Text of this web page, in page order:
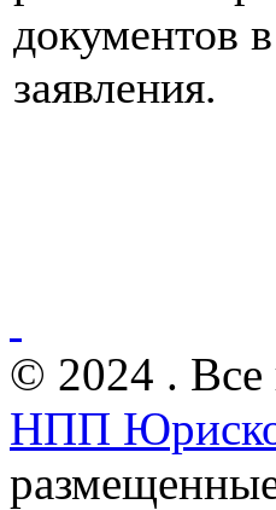
документов
заявления.
© 2024 .
НПП